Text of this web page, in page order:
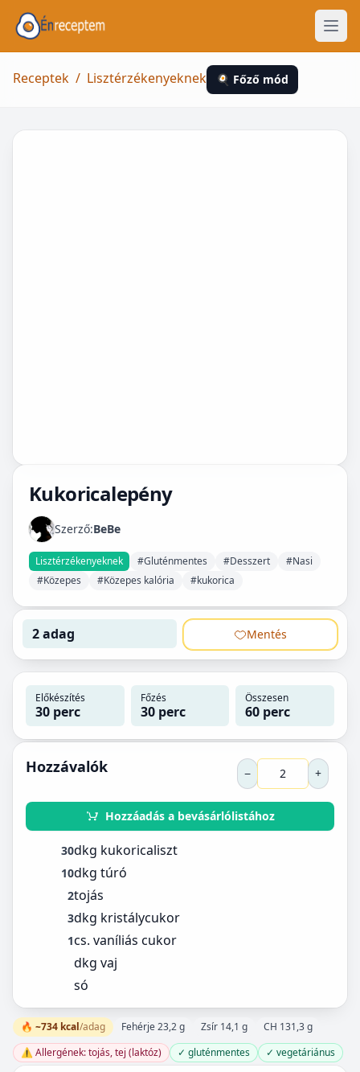
Receptek / Lisztérzékenyeknek 🍳 Főző mód
Kukoricalepény
Szerző:BeBe
Lisztérzékenyeknek #Gluténmentes #Desszert
#Nasi
#Közepes
#Közepes kalória #kukorica
2 adag Mentés
Előkészítés
30 perc
Főzés
30 perc
Összesen
60 perc
Hozzávalók − +
Hozzáadás a bevásárlólistához
30dkg kukoricaliszt
10dkg túró
2tojás
3dkg kristálycukor
1cs. vaníliás cukor
dkg vaj
só
🔥 ~734 kcal/adag Fehérje 23,2 g Zsír 14,1 g
CH 131,3 g
⚠️ Allergének: tojás, tej (laktóz)
✓ gluténmentes ✓ vegetáriánus